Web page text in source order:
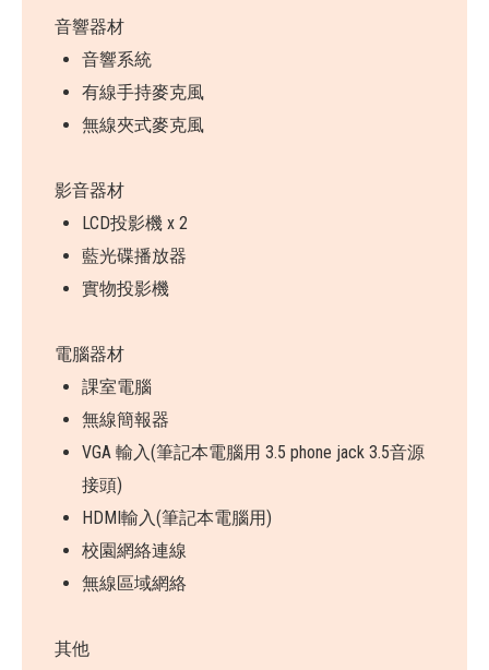
音響器材
音響系統
有線手持麥克風
無線夾式麥克風
影音器材
LCD投影機 x 2
藍光碟播放器
實物投影機
電腦器材
課室電腦
無線簡報器
VGA 輸入(筆記本電腦用 3.5 phone jack 3.5音源
接頭)
HDMI輸入(筆記本電腦用)
校園網絡連線
無線區域網絡
其他